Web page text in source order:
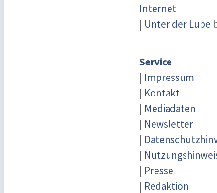
Internet
| Unter der Lupe
Service
| Impressum
| Kontakt
| Mediadaten
| Newsletter
|
|
| Presse
| Redaktion